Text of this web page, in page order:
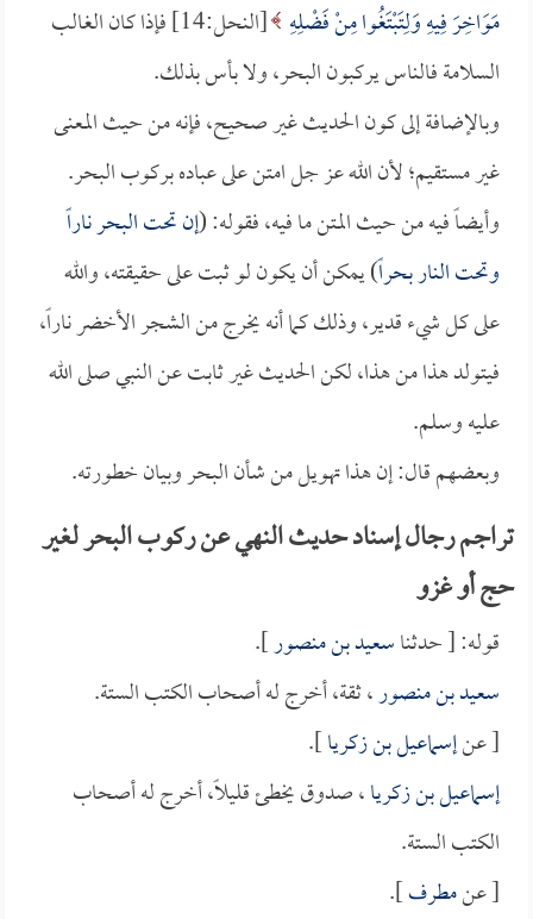
مَوَاخِرَ فِيهِ وَلِتَبْتَغُوا مِنْ فَضْلِهِ
[النحل:14] فإذا كان الغالب
السلامة فالناس يركبون البحر، ولا بأس بذلك.
وبالإضافة إلى كون الحديث غير صحيح، فإنه من حيث المعنى
غير مستقيم؛ لأن الله عز جل امتن على عباده بركوب البحر.
وأيضاً فيه من حيث المتن ما فيه، فقوله: (إن تحت البحر ناراً
وتحت النار بحراً) يمكن أن يكون لو ثبت على حقيقته، والله
على كل شيء قدير، وذلك كما أنه يخرج من الشجر الأخضر ناراً،
فيتولد هذا من هذا، لكن الحديث غير ثابت عن النبي صلى الله
عليه وسلم.
وبعضهم قال: إن هذا تهويل من شأن البحر وبيان خطورته.
تراجم رجال إسناد حديث النهي عن ركوب البحر لغير
حج أو غزو
قوله: [ حدثناسعيد بن منصور].
سعيد بن منصور، ثقة، أخرج له أصحاب الكتب الستة.
[ عنإسماعيل بن زكريا].
إسماعيل بن زكريا، صدوق يخطئ قليلاً، أخرج له أصحاب
الكتب الستة.
[ عنمطرف].